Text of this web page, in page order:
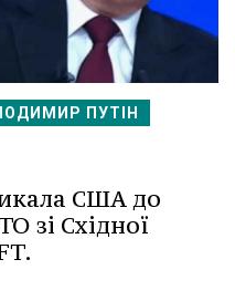
ПУТІН
США до
зі Східної